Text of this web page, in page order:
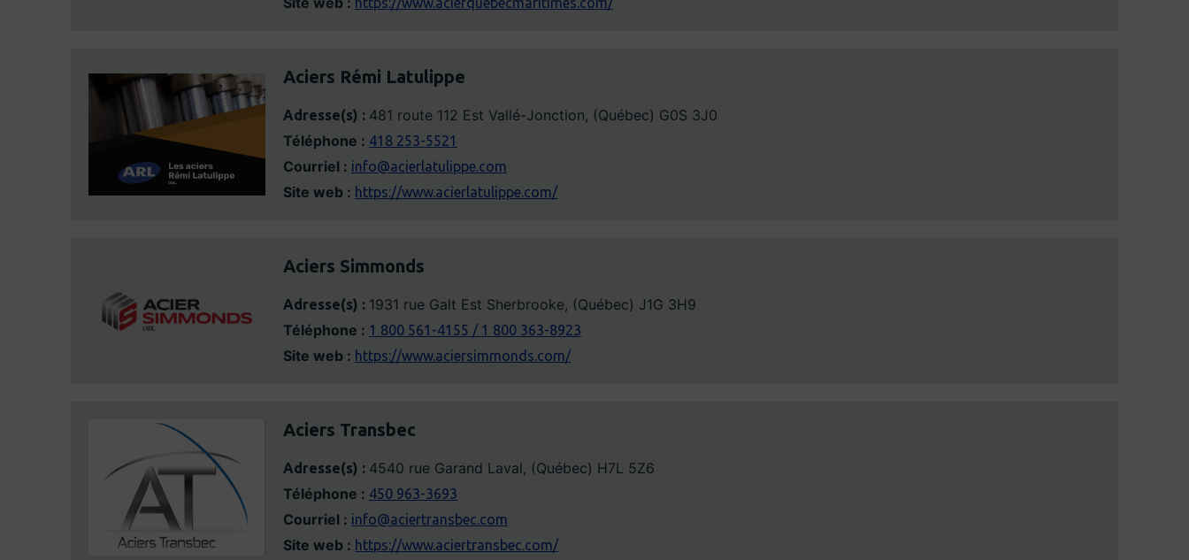
Aciers Rémi Latulippe
Adresse(s) : 481 route 112 Est Vallé-Jonction, (Québec) G0S 3J0
Téléphone : 418 253-5521
Courriel : info@acierlatulippe.com
Site web : https://www.acierlatulippe.com/
Aciers Simmonds
Adresse(s) : 1931 rue Galt Est Sherbrooke, (Québec) J1G 3H9
Téléphone : 1 800 561-4155 / 1 800 363-8923
Site web : https://www.aciersimmonds.com/
Aciers Transbec
Adresse(s) : 4540 rue Garand Laval, (Québec) H7L 5Z6
Téléphone : 450 963-3693
Courriel : info@aciertransbec.com
Site web : https://www.aciertransbec.com/